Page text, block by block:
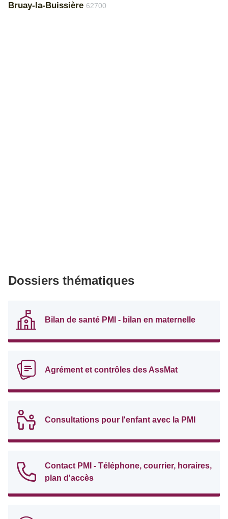
Bruay-la-Buissière 62700
Dossiers thématiques
Bilan de santé PMI - bilan en maternelle
Agrément et contrôles des AssMat
Consultations pour l'enfant avec la PMI
Contact PMI - Téléphone, courrier, horaires,
plan d'accès